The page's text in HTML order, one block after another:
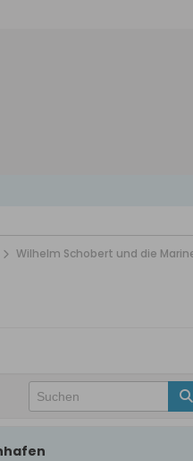
Wilhelm Schobert und die